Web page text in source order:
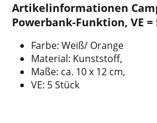
Artikelinformationen
Powerbank-Funktion, VE =
Farbe: Weiß/ Orange
Material: Kunststoff,
Maße: ca. 10 x 12 cm,
VE: 5 Stück